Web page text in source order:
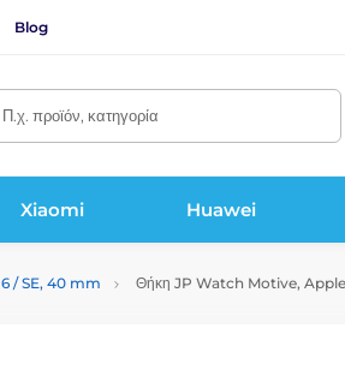
Blog
Π.χ. προϊόν, κατηγορία
Xiaomi Huawei
/ SE, 40 mm Θήκη JP Watch Motive, Apple